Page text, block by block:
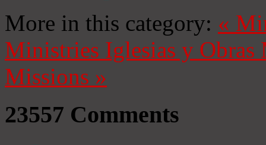
More in this category: «
Ministries Iglesias y Obras
Missions »
23557 Comments